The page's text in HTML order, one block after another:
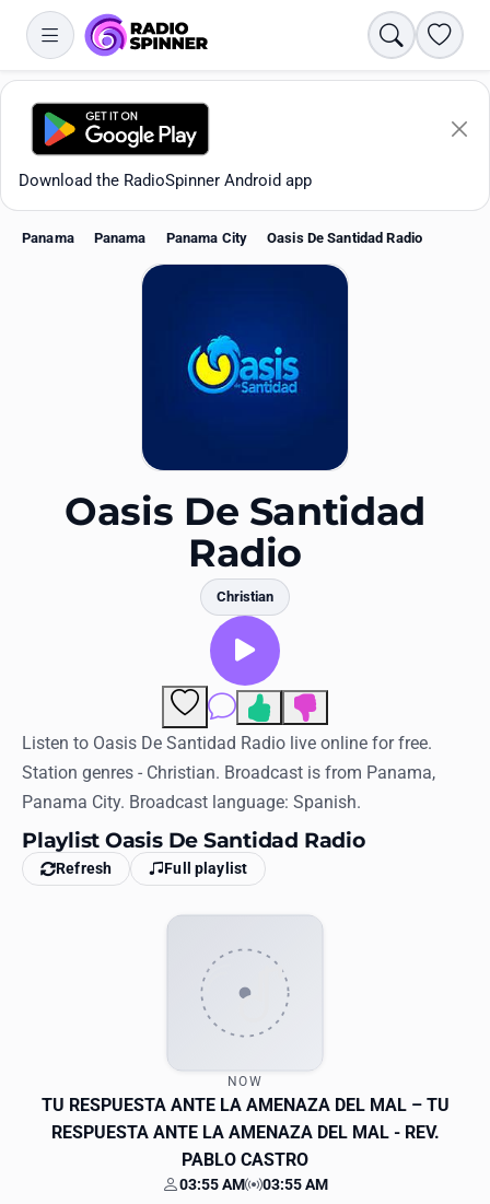
Search
Download the RadioSpinner Android app
Log in
English
RadioSpinner
United States
Panama Panama Panama City Oasis De Santidad Radio
Oasis De Santidad
Radio
Christian
Comments
Listen to Oasis De Santidad Radio live online for free.
Station genres - Christian. Broadcast is from Panama,
Panama City. Broadcast language: Spanish.
Playlist Oasis De Santidad Radio
Refresh Full playlist
NOW
TU RESPUESTA ANTE LA AMENAZA DEL MAL– TU
RESPUESTA ANTE LA AMENAZA DEL MAL - REV.
PABLO CASTRO
Your time
03:55 AM Station time
03:55 AM